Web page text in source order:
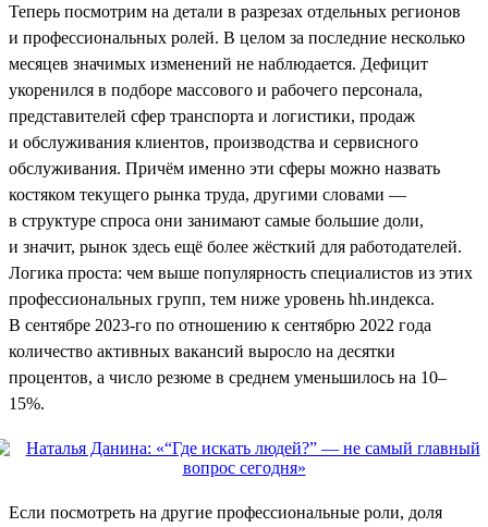
Теперь посмотрим на детали в разрезах отдельных регионов
и профессиональных ролей. В целом за последние несколько
месяцев значимых изменений не наблюдается. Дефицит
укоренился в подборе массового и рабочего персонала,
представителей сфер транспорта и логистики, продаж
и обслуживания клиентов, производства и сервисного
обслуживания. Причём именно эти сферы можно назвать
костяком текущего рынка труда, другими словами —
в структуре спроса они занимают самые большие доли,
и значит, рынок здесь ещё более жёсткий для работодателей.
Логика проста: чем выше популярность специалистов из этих
профессиональных групп, тем ниже уровень hh.индекса.
В сентябре 2023-го по отношению к сентябрю 2022 года
количество активных вакансий выросло на десятки
процентов, а число резюме в среднем уменьшилось на 10–
15%.
Если посмотреть на другие профессиональные роли, доля